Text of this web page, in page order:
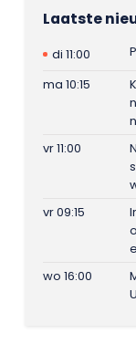
Laatste
di 11:00
ma 10:15
vr 11:00
vr 09:15
wo 16:00